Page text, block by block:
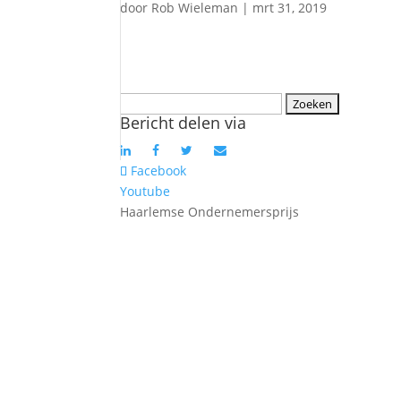
door Rob Wieleman | mrt 31, 2019
naar:
Bericht delen via
Facebook
Youtube
Haarlemse Ondernemersprijs